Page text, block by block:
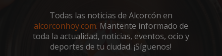
Todas las noticias de Alcorcón en
alcorconhoy.com. Mantente informado de
toda la actualidad, noticias, eventos, ocio y
deportes de tu ciudad. ¡Síguenos!